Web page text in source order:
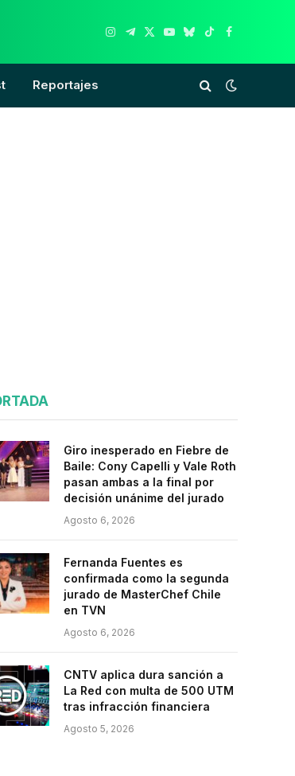
Instagram
Telegram
X
YouTube
Bluesky
TikTokFacebook
Reportajes
Giro inesperado en Fiebre de
Baile: Cony Capelli y Vale Roth
pasan ambas a la final por
decisión unánime del jurado
Agosto 6, 2026
Fernanda Fuentes es
confirmada como la segunda
jurado de MasterChef Chile
en TVN
Agosto 6, 2026
CNTV aplica dura sanción a
La Red con multa de 500 UTM
tras infracción financiera
Agosto 5, 2026